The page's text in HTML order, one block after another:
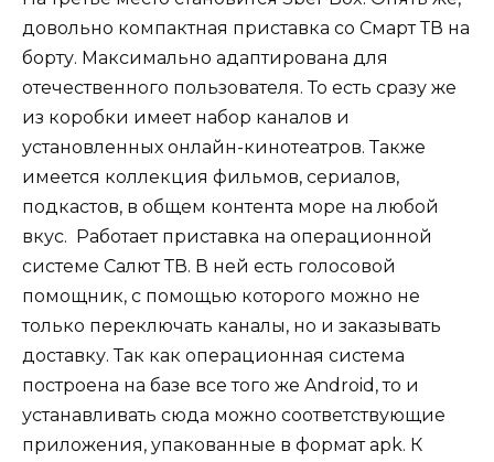
довольно компактная приставка со Смарт ТВ на
борту. Максимально адаптирована для
отечественного пользователя. То есть сразу же
из коробки имеет набор каналов и
установленных онлайн-кинотеатров. Также
имеется коллекция фильмов, сериалов,
подкастов, в общем контента море на любой
вкус. Работает приставка на операционной
системе Салют ТВ. В ней есть голосовой
помощник, с помощью которого можно не
только переключать каналы, но и заказывать
доставку. Так как операционная система
построена на базе все того же Android, то и
устанавливать сюда можно соответствующие
приложения, упакованные в формат apk. К